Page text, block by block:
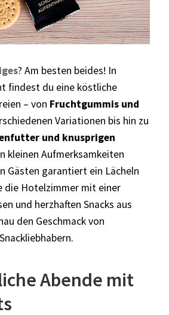
? Am besten beides! In
findest du eine köstliche
– von Fruchtgummis und
Variationen bis hin zu
und knusprigen
kleinen Aufmerksamkeiten
Gästen garantiert ein Lächeln
die Hotelzimmer mit einer
und herzhaften Snacks aus
den Geschmack von
Abende mit